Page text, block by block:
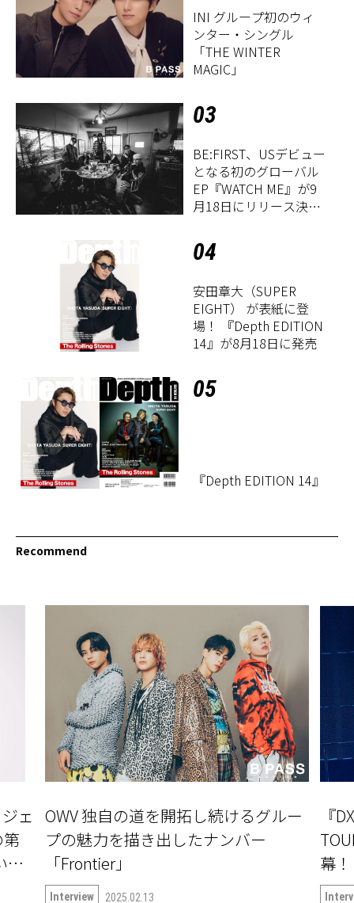
INI グループ初のウィ
ンター・シングル
「THE WINTER
MAGIC」
03
BE:FIRST、USデビュー
となる初のグローバル
EP『WATCH ME』が9
月18日にリリース決
04
安田章大（SUPER
EIGHT） が表紙に登
場！ 『Depth EDITION
14』が8月18日に発売
05
『Depth EDITION 14』
Recommend
ェ
第
て
OWV 独自の道を開拓し続けるグルー
プの魅力を描き出したナンバー
「Frontier」
Interview 2025.02.13
『